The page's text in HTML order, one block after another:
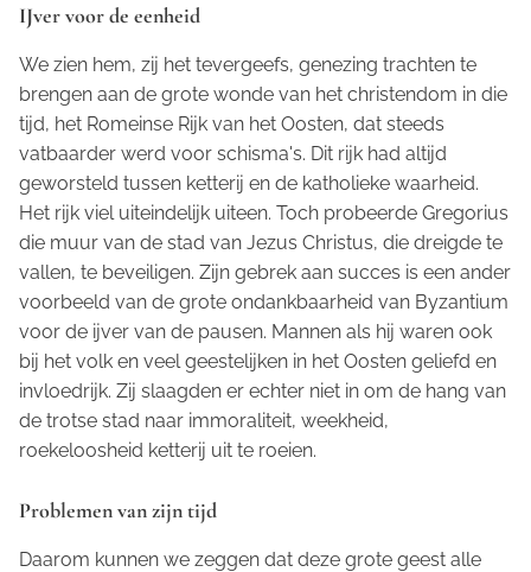
IJver voor de eenheid
We zien hem, zij het tevergeefs, genezing trachten te
brengen aan de grote wonde van het christendom in die
tijd, het Romeinse Rijk van het Oosten, dat steeds
vatbaarder werd voor schisma's. Dit rijk had altijd
geworsteld tussen ketterij en de katholieke waarheid.
Het rijk viel uiteindelijk uiteen. Toch probeerde Gregorius
die muur van de stad van Jezus Christus, die dreigde te
vallen, te beveiligen. Zijn gebrek aan succes is een ander
voorbeeld van de grote ondankbaarheid van Byzantium
voor de ijver van de pausen. Mannen als hij waren ook
bij het volk en veel geestelijken in het Oosten geliefd en
invloedrijk. Zij slaagden er echter niet in om de hang van
de trotse stad naar immoraliteit, weekheid,
roekeloosheid ketterij uit te roeien.
Problemen van zijn tijd
Daarom kunnen we zeggen dat deze grote geest alle